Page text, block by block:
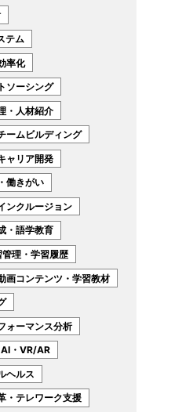
テム
率化
ソーシング
・人材紹介
ームビルディング
ャリア開発
働きがい
ンクルージョン
・語学教育
理・学習履歴
画コンテンツ・学習教材
ォーマンス分析
・VR/AR
ヘルス
・テレワーク支援